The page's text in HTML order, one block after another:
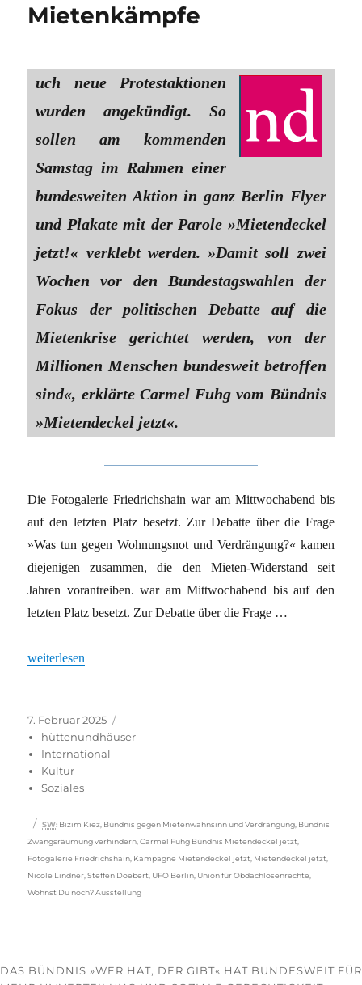
Mietenkämpfe
uch neue Protestaktionen
wurden angekündigt. So
sollen am kommenden
Samstag im Rahmen einer
bundesweiten Aktion in ganz Berlin Flyer
und Plakate mit der Parole »Mietendeckel
jetzt!« verklebt werden. »Damit soll zwei
Wochen vor den Bundestagswahlen der
Fokus der politischen Debatte auf die
Mietenkrise gerichtet werden, von der
Millionen Menschen bundesweit betroffen
sind«, erklärte Carmel Fuhg vom Bündnis
»Mietendeckel jetzt«.
Die Fotogalerie Friedrichshain war am Mittwochabend bis
auf den letzten Platz besetzt. Zur Debatte über die Frage
»Was tun gegen Wohnungsnot und Verdrängung?« kamen
diejenigen zusammen, die den Mieten-Widerstand seit
Jahren vorantreiben. war am Mittwochabend bis auf den
letzten Platz besetzt. Zur Debatte über die Frage …
„Berlin: Der nüchterne Blick auf die Mietenkämpfe“
weiterlesen
Veröffentlicht
am
7. Februar 2025
hüttenundhäuser
International
Kultur
Soziales
Schlagwörter
SW: Bizim Kiez Bündnis gegen Mietenwahnsinn und Verdrängung Bündnis
Zwangsräumung verhindern ,Carmel Fuhg Bündnis Mietendeckel jetzt
Fotogalerie Friedrichshain Kampagne Mietendeckel jetzt Mietendeckel jetzt
Nicole Lindner ,Steffen Doebert UFO Berlin Union für Obdachlosenrechte
Wohnst Du noch? Ausstellung
DAS BÜNDNIS »WER HAT, DER GIBT« HAT BUNDESWEIT FÜR